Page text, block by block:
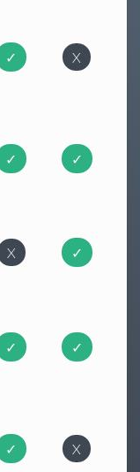
✓ X
✓ ✓
X ✓
✓ ✓
✓ X